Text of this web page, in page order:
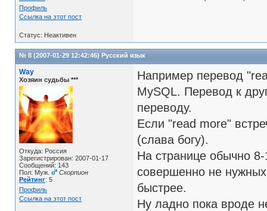
Профиль
Ссылка на этот пост
Статус: Неактивен
№ 8 (2007-01-29 12:42:46) Русский язык
Way
Хозяин судьбы ***
Откуда: Россия
Зарегистрирован: 2007-01-17
Сообщений: 143
Пол: Муж.
Скорпион
Рейтинг: 5
Профиль
Ссылка на этот пост
Например перевод
MySQL. Перевод к
переводу.
Если "read more"
(слава богу).
На странице обычно
совершенно не
быстрее.
Ну ладно пока вроде